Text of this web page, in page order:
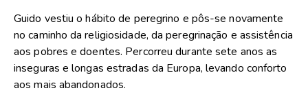
Guido vestiu o hábito de peregrino e pôs-se novamente
no caminho da religiosidade, da peregrinação e assistência
aos pobres e doentes. Percorreu durante sete anos as
inseguras e longas estradas da Europa, levando conforto
aos mais abandonados.